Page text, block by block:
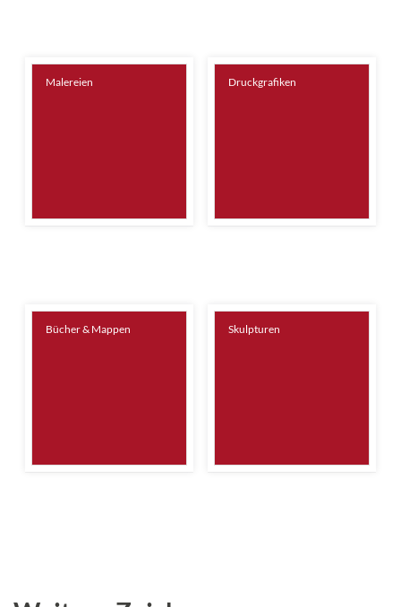
Malereien Druckgrafiken
Bücher & Mappen Skulpturen